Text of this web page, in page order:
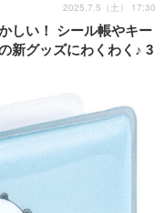
グッズ
ビジネス
アーティスト
実写
ABEMA Cafe
しい！ シール帳やキー
新グッズにわくわく♪ 3
2025.7.5（土） 17:30